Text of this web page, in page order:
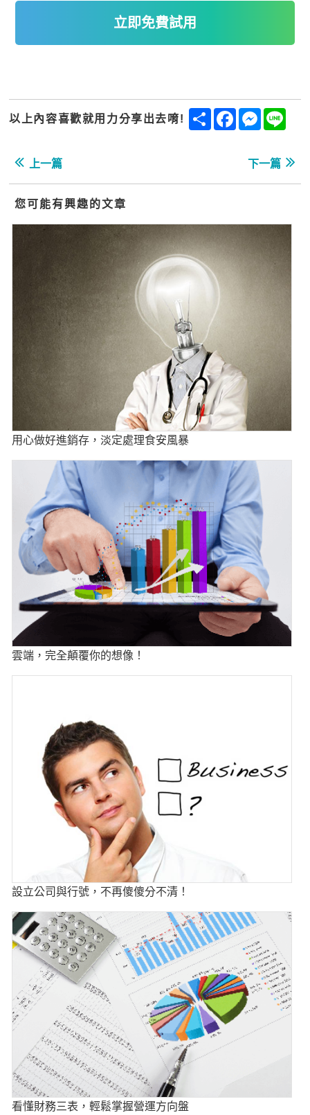
立即免費試用
以上內容喜歡就用力分享出去唷! ShareFacebook
上一篇 下一篇
您可能有興趣的文章
用心做好進銷存，淡定處理食安風暴
雲端，完全顛覆你的想像！
設立公司與行號，不再傻傻分不清！
看懂財務三表，輕鬆掌握營運方向盤